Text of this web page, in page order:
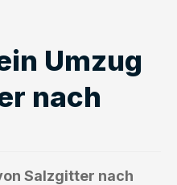
Umzug
nach
Salzgitter nach